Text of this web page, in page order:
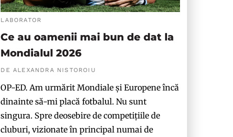
LABORATOR
Ce au oamenii mai bun de dat la
Mondialul 2026
DE ALEXANDRA NISTOROIU
OP-ED. Am urmărit Mondiale și Europene încă
dinainte să-mi placă fotbalul. Nu sunt
singura. Spre deosebire de competițiile de
cluburi, vizionate în principal numai de